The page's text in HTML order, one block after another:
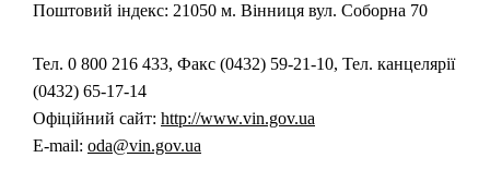
Поштовий індекс: 21050 м. Вінниця вул. Соборна 70
Тел. 0 800 216 433, Факс (0432) 59-21-10, Тел. канцелярії
(0432) 65-17-14
Офіційний сайт: http://www.vin.gov.ua
E-mail: oda@vin.gov.ua